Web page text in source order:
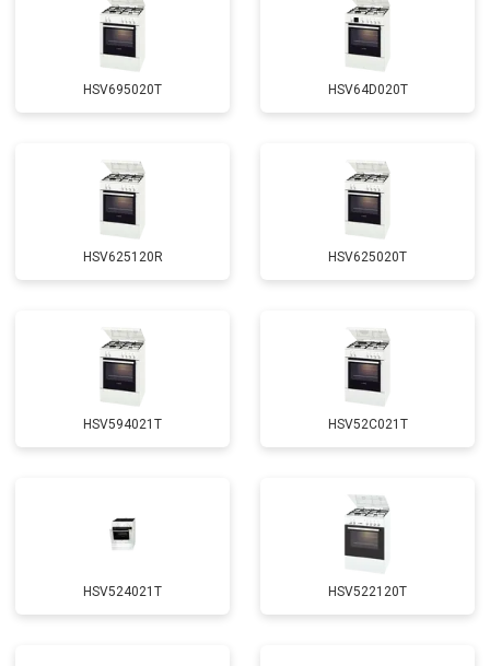
HSV695020T HSV64D020T
HSV625120R HSV625020T
HSV594021T HSV52C021T
HSV524021T HSV522120T